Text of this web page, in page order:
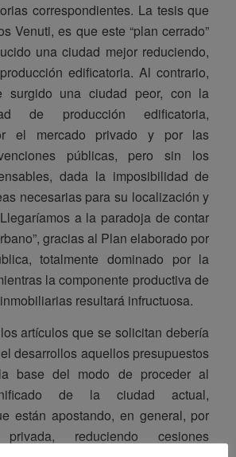
correspondientes. La tesis que
Venuti, es que este “plan cerrado”
una ciudad mejor reduciendo,
edificatoria. Al contrario,
surgido una ciudad peor, con la
de producción edificatoria,
el mercado privado y por las
públicas, pero sin los
dada la imposibilidad de
necesarias para su localización y
a la paradoja de contar
gracias al Plan elaborado por
totalmente dominado por la
la componente productiva de
resultará infructuosa.
artículos que se solicitan debería
desarrollos aquellos presupuestos
base del modo de proceder al
de la ciudad actual,
están apostando, en general, por
reduciendo cesiones